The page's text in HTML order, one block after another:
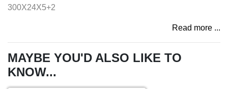
300X24X5+2
Read more ...
MAYBE YOU'D ALSO LIKE TO
KNOW...